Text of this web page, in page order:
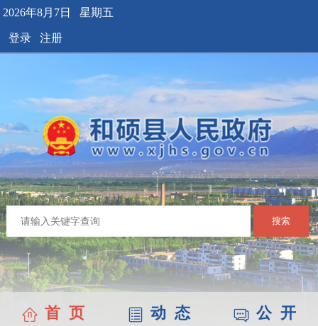
2026年8月7日 星期五
登录 注册
搜索
首 页 动 态
公 开